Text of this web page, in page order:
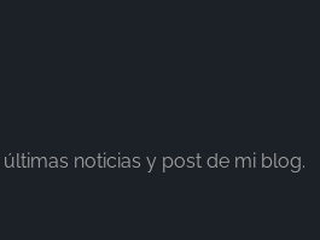
noticias y post de mi blog.